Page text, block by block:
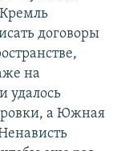
договоры
на
удалось
а Южная